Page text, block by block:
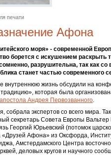
печати
Афона
моря» - современной
борется с искушением раскрыть
разрушительна, так как со
станет частью современного
жизнь обсудили на
которая была
Андрея Первозванного.
экспертов со всего мира.
секретарь Совета Европы
Георгий Юрьевский (потомок
Афона» из Оксфорда,
Амстердамского Центра
деловых кругов и научного